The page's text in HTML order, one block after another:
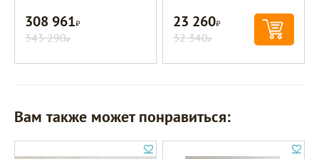
308 961Р
343 290Р
23 260Р
32 340Р
Вам также может понравиться: